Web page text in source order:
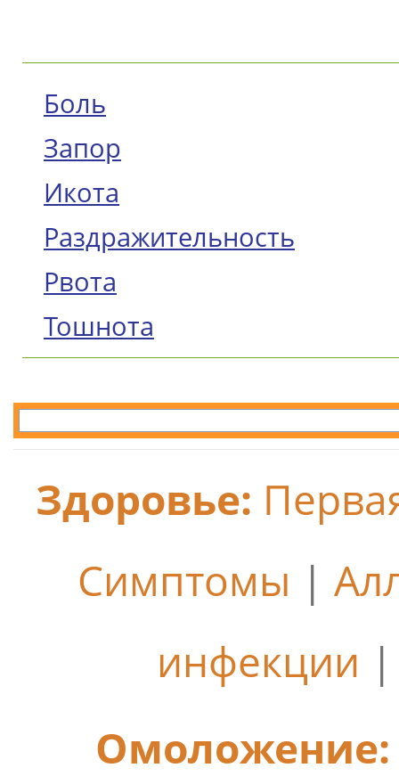
Боль
Запор
Икота
Раздражительность
Рвота
Тошнота
Здоровье:
Симптомы |
инфекции
Омоложение: